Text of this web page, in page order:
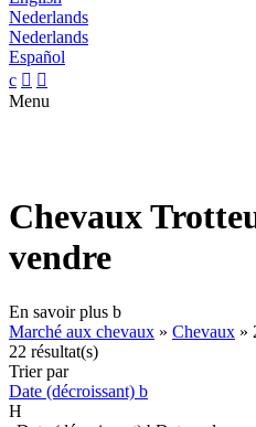
Nederlands
Nederlands
Español
c  
Menu
Chevaux
vendre
En savoir plus b
Marché aux chevaux » Chevaux »
22 résultat(s)
Trier par
Date (décroissant) b
H